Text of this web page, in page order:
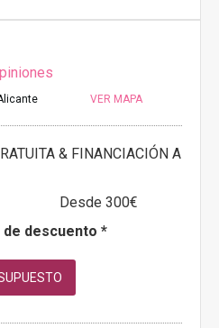
VER MAPA
& FINANCIACIÓN A
Desde 300€
de descuento *